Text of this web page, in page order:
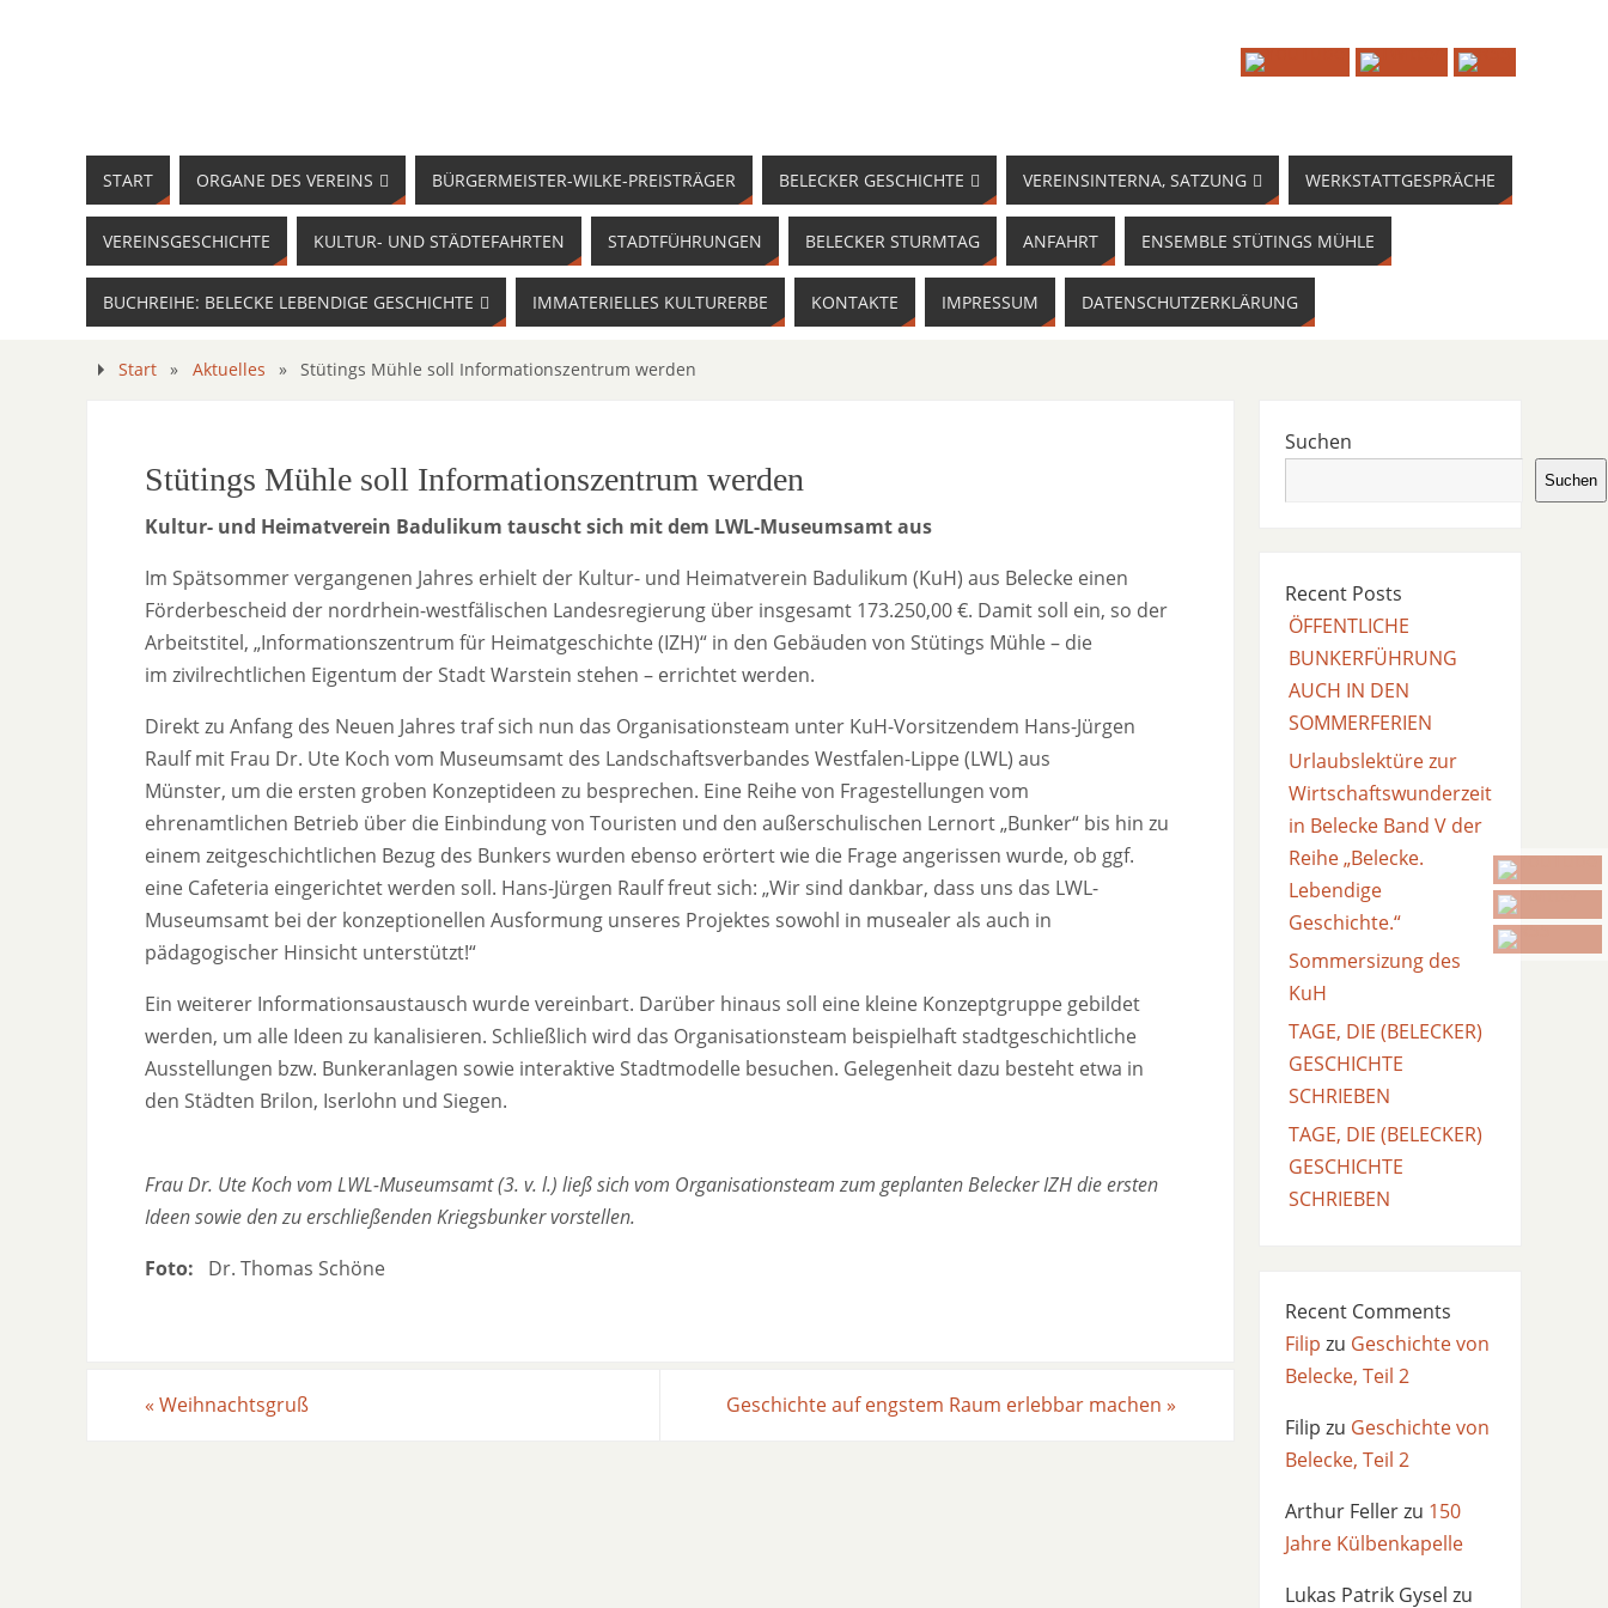
START ORGANE DES VEREINS BÜRGERMEISTER-WILKE-PREISTRÄGER BELECKER GESCHICHTE VEREINSINTERNA, SATZUNG WERKSTATTGESPRÄCHE
VEREINSGESCHICHTE KULTUR- UND STÄDTEFAHRTEN STADTFÜHRUNGEN BELECKER STURMTAG ANFAHRT ENSEMBLE STÜTINGS MÜHLE
BUCHREIHE: BELECKE LEBENDIGE GESCHICHTE IMMATERIELLES KULTURERBE KONTAKTE IMPRESSUM DATENSCHUTZERKLÄRUNG
Start » Aktuelles » Stütings Mühle soll Informationszentrum werden
Stütings Mühle soll Informationszentrum werden
Kultur- und Heimatverein Badulikum tauscht sich mit dem LWL-Museumsamt aus
Im Spätsommer vergangenen Jahres erhielt der Kultur- und Heimatverein Badulikum (KuH) aus Belecke einen
Förderbescheid der nordrhein-westfälischen Landesregierung über insgesamt 173.250,00 €. Damit soll ein, so der
Arbeitstitel, „Informationszentrum für Heimatgeschichte (IZH)“ in den Gebäuden von Stütings Mühle – die
im zivilrechtlichen Eigentum der Stadt Warstein stehen – errichtet werden.
Direkt zu Anfang des Neuen Jahres traf sich nun das Organisationsteam unter KuH-Vorsitzendem Hans-Jürgen
Raulf mit Frau Dr. Ute Koch vom Museumsamt des Landschaftsverbandes Westfalen-Lippe (LWL) aus
Münster, um die ersten groben Konzeptideen zu besprechen. Eine Reihe von Fragestellungen vom
ehrenamtlichen Betrieb über die Einbindung von Touristen und den außerschulischen Lernort „Bunker“ bis hin zu
einem zeitgeschichtlichen Bezug des Bunkers wurden ebenso erörtert wie die Frage angerissen wurde, ob ggf.
eine Cafeteria eingerichtet werden soll. Hans-Jürgen Raulf freut sich: „Wir sind dankbar, dass uns das LWL-
Museumsamt bei der konzeptionellen Ausformung unseres Projektes sowohl in musealer als auch in
pädagogischer Hinsicht unterstützt!“
Ein weiterer Informationsaustausch wurde vereinbart. Darüber hinaus soll eine kleine Konzeptgruppe gebildet
werden, um alle Ideen zu kanalisieren. Schließlich wird das Organisationsteam beispielhaft stadtgeschichtliche
Ausstellungen bzw. Bunkeranlagen sowie interaktive Stadtmodelle besuchen. Gelegenheit dazu besteht etwa in
den Städten Brilon, Iserlohn und Siegen.
Frau Dr. Ute Koch vom LWL-Museumsamt (3. v. l.) ließ sich vom Organisationsteam zum geplanten Belecker IZH die ersten
Ideen sowie den zu erschließenden Kriegsbunker vorstellen.
Foto: Dr. Thomas Schöne
« Weihnachtsgruß Geschichte auf engstem Raum erlebbar machen »
Suchen
Suchen
Recent Posts
ÖFFENTLICHE
BUNKERFÜHRUNG
AUCH IN DEN
SOMMERFERIEN
Urlaubslektüre zur
Wirtschaftswunderzeit
in Belecke Band V der
Reihe „Belecke.
Lebendige
Geschichte.“
Sommersizung des
KuH
TAGE, DIE (BELECKER)
GESCHICHTE
SCHRIEBEN
TAGE, DIE (BELECKER)
GESCHICHTE
SCHRIEBEN
Recent Comments
Filip zu Geschichte von
Belecke, Teil 2
Filip zu Geschichte von
Belecke, Teil 2
Arthur Fellerzu 150
Jahre Külbenkapelle
Lukas Patrik Gysel zu